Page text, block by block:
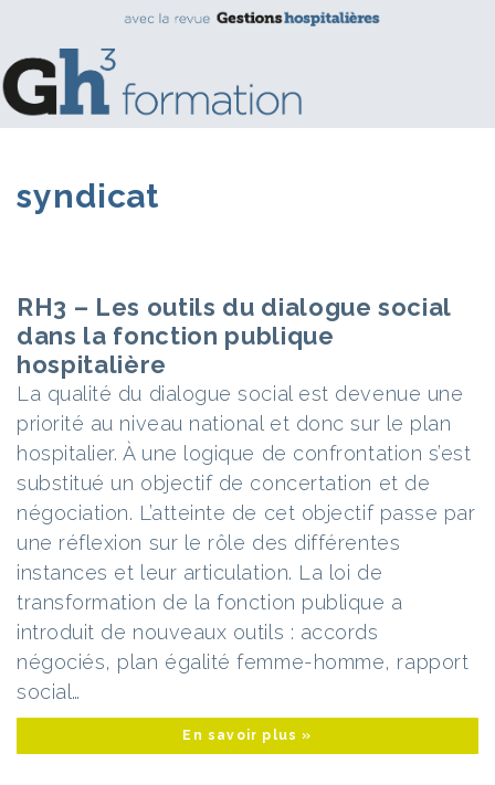
syndicat
RH3 – Les outils du dialogue social
dans la fonction publique
hospitalière
La qualité du dialogue social est devenue une
priorité au niveau national et donc sur le plan
hospitalier. À une logique de confrontation s’est
substitué un objectif de concertation et de
négociation. L’atteinte de cet objectif passe par
une réflexion sur le rôle des différentes
instances et leur articulation. La loi de
transformation de la fonction publique a
introduit de nouveaux outils : accords
négociés, plan égalité femme-homme, rapport
social…
En savoir plus »